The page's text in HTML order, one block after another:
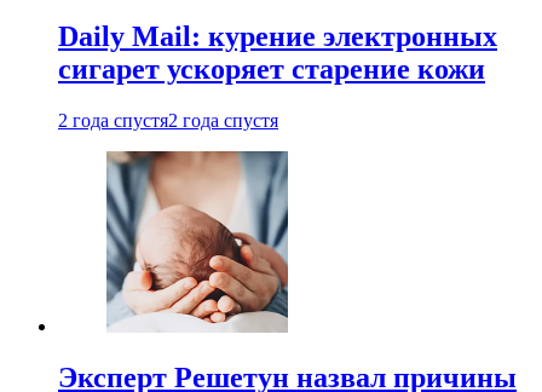
Daily Mail: курение электронных
сигарет ускоряет старение кожи
2 года спустя2 года спустя
Эксперт Решетун назвал причины